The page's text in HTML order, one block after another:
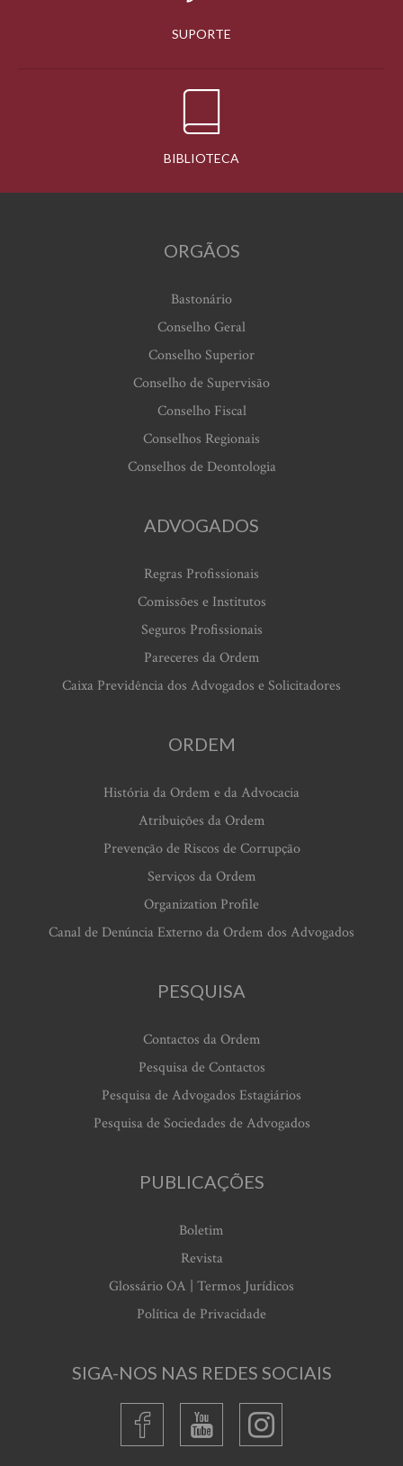
SUPORTE
BIBLIOTECA
ORGÃOS
Bastonário
Conselho Geral
Conselho Superior
Conselho de Supervisão
Conselho Fiscal
Conselhos Regionais
Conselhos de Deontologia
ADVOGADOS
Regras Profissionais
Comissões e Institutos
Seguros Profissionais
Pareceres da Ordem
Caixa Previdência dos Advogados e Solicitadores
ORDEM
História da Ordem e da Advocacia
Atribuições da Ordem
Prevenção de Riscos de Corrupção
Serviços da Ordem
Organization Profile
Canal de Denúncia Externo da Ordem dos Advogados
PESQUISA
Contactos da Ordem
Pesquisa de Contactos
Pesquisa de Advogados Estagiários
Pesquisa de Sociedades de Advogados
PUBLICAÇÕES
Boletim
Revista
Glossário OA | Termos Jurídicos
Política de Privacidade
SIGA-NOS NAS REDES SOCIAIS